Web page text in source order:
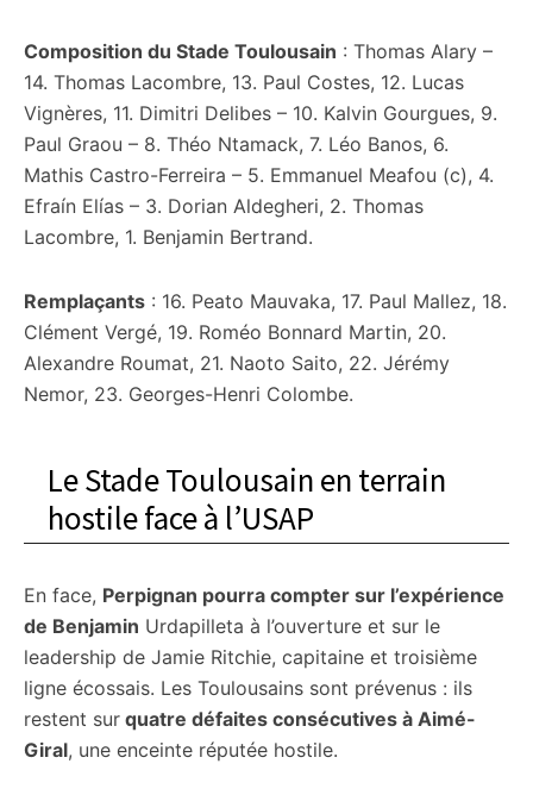
Composition du Stade Toulousain : Thomas Alary –
14. Thomas Lacombre, 13. Paul Costes, 12. Lucas
Vignères, 11. Dimitri Delibes – 10. Kalvin Gourgues, 9.
Paul Graou – 8. Théo Ntamack, 7. Léo Banos, 6.
Mathis Castro-Ferreira – 5. Emmanuel Meafou (c), 4.
Efraín Elías – 3. Dorian Aldegheri, 2. Thomas
Lacombre, 1. Benjamin Bertrand.
Remplaçants : 16. Peato Mauvaka, 17. Paul Mallez, 18.
Clément Vergé, 19. Roméo Bonnard Martin, 20.
Alexandre Roumat, 21. Naoto Saito, 22. Jérémy
Nemor, 23. Georges-Henri Colombe.
Le Stade Toulousain en terrain
hostile face à l’USAP
En face, Perpignan pourra compter sur l’expérience
de Benjamin Urdapilleta à l’ouverture et sur le
leadership de Jamie Ritchie, capitaine et troisième
ligne écossais. Les Toulousains sont prévenus : ils
restent sur quatre défaites consécutives à Aimé-
Giral, une enceinte réputée hostile.